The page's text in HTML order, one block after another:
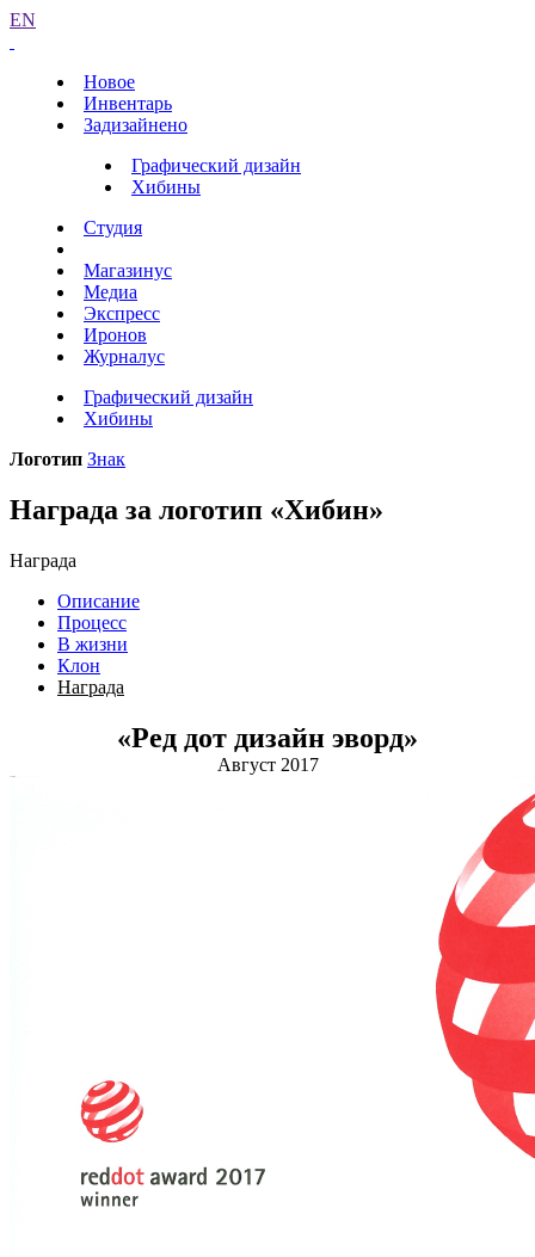
EN
Новое
Инвентарь
Задизайнено
Графический дизайн
Хибины
Студия
Магазинус
Медиа
Экспресс
Иронов
Журналус
Графический дизайн
Хибины
Логотип Знак
Награда за логотип «Хибин»
Награда
Описание
Процесс
В жизни
Клон
Награда
«Ред дот дизайн эворд»
Август 2017